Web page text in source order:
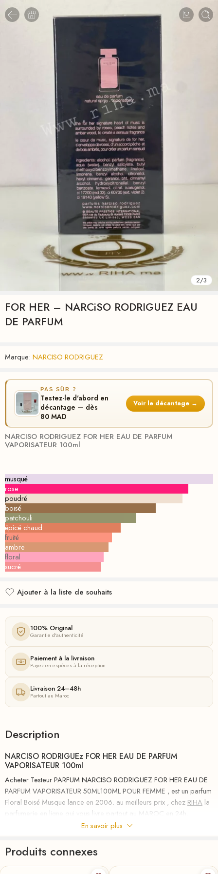
2/3
FOR HER – NARCiSO RODRIGUEZ EAU
DE PARFUM
Marque: NARCISO RODRIGUEZ
PAS SÛR ?
Testez-le d'abord en
décantage — dès
80 MAD
Voir le décantage →
NARCISO RODRIGUEZ FOR HER EAU DE PARFUM
VAPORISATEUR 100ml
musqué
rose
poudré
boisé
patchouli
épicé chaud
fruité
ambre
floral
sucré
Ajouter à la liste de souhaits
100% Original
Garantie d'authenticité
Paiement à la livraison
Payez en espèces à la réception
Livraison 24–48h
Partout au Maroc
Description
NARCISO RODRIGUEz FOR HER EAU DE PARFUM
VAPORISATEUR 100ml
Acheter Testeur PARFUM NARCISO RODRIGUEZ FOR HER EAU DE
PARFUM VAPORISATEUR 50ML100ML POUR FEMME , est un parfum
Floral Boisé Musque lance en 2006. au meilleurs prix , chez RIHA la
parfumerie en ligne qui vous livre partout au MAROC en 24h.
les femmes qui réussissent, Narciso Rodríguez For Her est un parfum
hypnotisant dans lequel les notes enveloppent le corps de la femme,
sans perdre la féminité. Cette fragrance associe un bouquet floral
En savoir plus
Produits connexes
90ml 50-ml